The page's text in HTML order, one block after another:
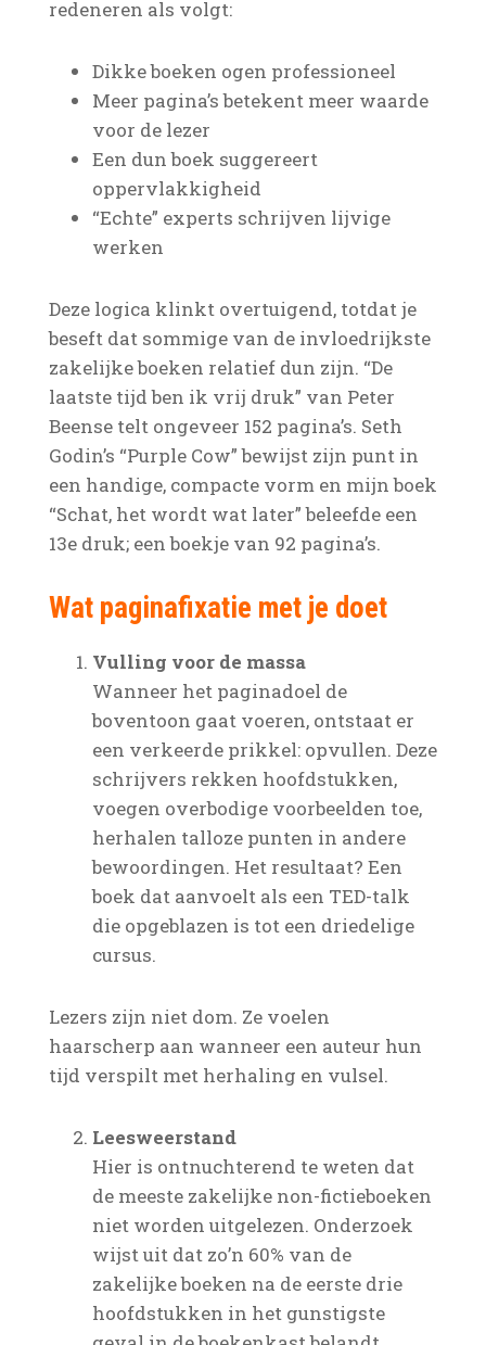
redeneren als volgt:
Dikke boeken ogen professioneel
Meer pagina’s betekent meer waarde
voor de lezer
Een dun boek suggereert
oppervlakkigheid
“Echte” experts schrijven lijvige
werken
Deze logica klinkt overtuigend, totdat je
beseft dat sommige van de invloedrijkste
zakelijke boeken relatief dun zijn. “De
laatste tijd ben ik vrij druk” van Peter
Beense telt ongeveer 152 pagina’s. Seth
Godin’s “Purple Cow” bewijst zijn punt in
een handige, compacte vorm en mijn boek
“Schat, het wordt wat later” beleefde een
13e druk; een boekje van 92 pagina’s.
Wat paginafixatie met je doet
Vulling voor de massa
Wanneer het paginadoel de
boventoon gaat voeren, ontstaat er
een verkeerde prikkel: opvullen. Deze
schrijvers rekken hoofdstukken,
voegen overbodige voorbeelden toe,
herhalen talloze punten in andere
bewoordingen. Het resultaat? Een
boek dat aanvoelt als een TED-talk
die opgeblazen is tot een driedelige
cursus.
Lezers zijn niet dom. Ze voelen
haarscherp aan wanneer een auteur hun
tijd verspilt met herhaling en vulsel.
Leesweerstand
Hier is ontnuchterend te weten dat
de meeste zakelijke non-fictieboeken
niet worden uitgelezen. Onderzoek
wijst uit dat zo’n 60% van de
zakelijke boeken na de eerste drie
hoofdstukken in het gunstigste